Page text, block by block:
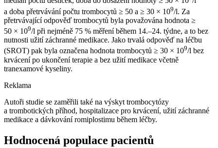
a doba přetrvávání počtu trombocytů ≥ 50 a ≥ 30 × 109/l. Za
přetrvávající odpověď trombocytů byla považována hodnota ≥
50 × 109/l při nejméně 75 % měření během 14.–24. týdne, a to bez
nutnosti užití záchranné medikace. Jako trvalá odpověď na léčbu
(SROT) pak byla označena hodnota trombocytů ≥ 30 × 109/l bez
krvácení po ukončení terapie a bez užití medikace včetně
tranexamové kyseliny.
Reklama
Autoři studie se zaměřili také na výskyt trombocytózy
a trombotických příhod, hospitalizace pro krvácení, užití záchranné
medikace a dávkování romiplostimu během léčby.
Hodnocená populace pacientů